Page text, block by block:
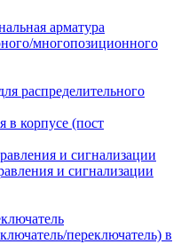
арматура
многопозиционного
распределительного
в корпусе (пост
и сигнализации
и сигнализации
переключатель) в